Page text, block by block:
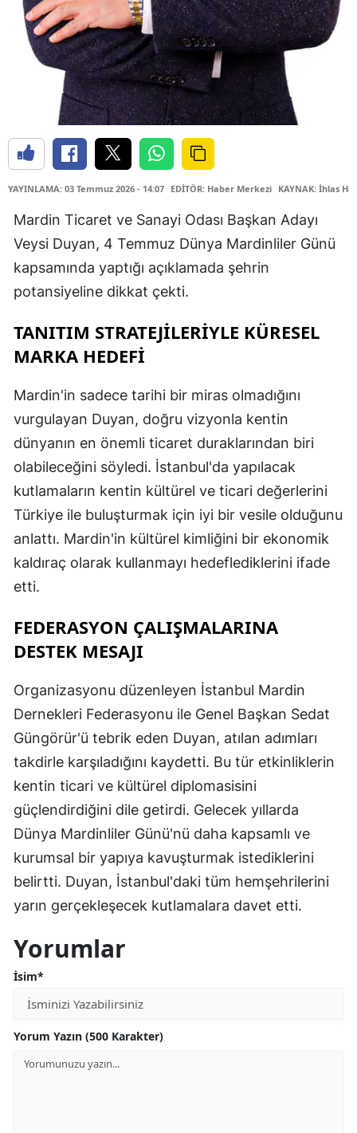
YAYINLAMA: 03 Temmuz 2026 - 14:07 EDİTÖR: Haber Merkezi KAYNAK: İhlas
Mardin Ticaret ve Sanayi Odası Başkan Adayı
Veysi Duyan, 4 Temmuz Dünya Mardinliler Günü
kapsamında yaptığı açıklamada şehrin
potansiyeline dikkat çekti.
TANITIM STRATEJİLERİYLE KÜRESEL
MARKA HEDEFİ
Mardin'in sadece tarihi bir miras olmadığını
vurgulayan Duyan, doğru vizyonla kentin
dünyanın en önemli ticaret duraklarından biri
olabileceğini söyledi. İstanbul'da yapılacak
kutlamaların kentin kültürel ve ticari değerlerini
Türkiye ile buluşturmak için iyi bir vesile olduğunu
anlattı. Mardin'in kültürel kimliğini bir ekonomik
kaldıraç olarak kullanmayı hedeflediklerini ifade
etti.
FEDERASYON ÇALIŞMALARINA
DESTEK MESAJI
Organizasyonu düzenleyen İstanbul Mardin
Dernekleri Federasyonu ile Genel Başkan Sedat
Güngörür'ü tebrik eden Duyan, atılan adımları
takdirle karşıladığını kaydetti. Bu tür etkinliklerin
kentin ticari ve kültürel diplomasisini
güçlendirdiğini dile getirdi. Gelecek yıllarda
Dünya Mardinliler Günü'nü daha kapsamlı ve
kurumsal bir yapıya kavuşturmak istediklerini
belirtti. Duyan, İstanbul'daki tüm hemşehrilerini
yarın gerçekleşecek kutlamalara davet etti.
Yorumlar
İsim*
Yorum Yazın (500 Karakter)